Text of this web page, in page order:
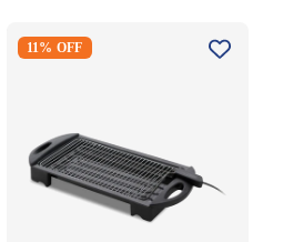
Fischer 4513 Ranch Grill Preto
11% OFF